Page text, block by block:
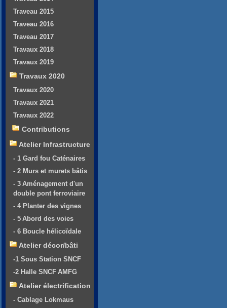
Traveau 2015
Traveau 2016
Traveau 2017
Travaux 2018
Travaux 2019
Travaux 2020
Travaux 2020
Travaux 2021
Travaux 2022
Contributions
Atelier Infrastructure
- 1 Gard fou Caténaires
- 2 Murs et murets bâtis
- 3 Aménagement d'un
double pont ferroviaire
- 4 Planter des vignes
- 5 Abord des voies
- 6 Boucle hélicoïdale
Atelier décor/bâti
-1 Sous Station SNCF
-2 Halle SNCF AMFG
Atelier électrification
- Cablage Lokmaus